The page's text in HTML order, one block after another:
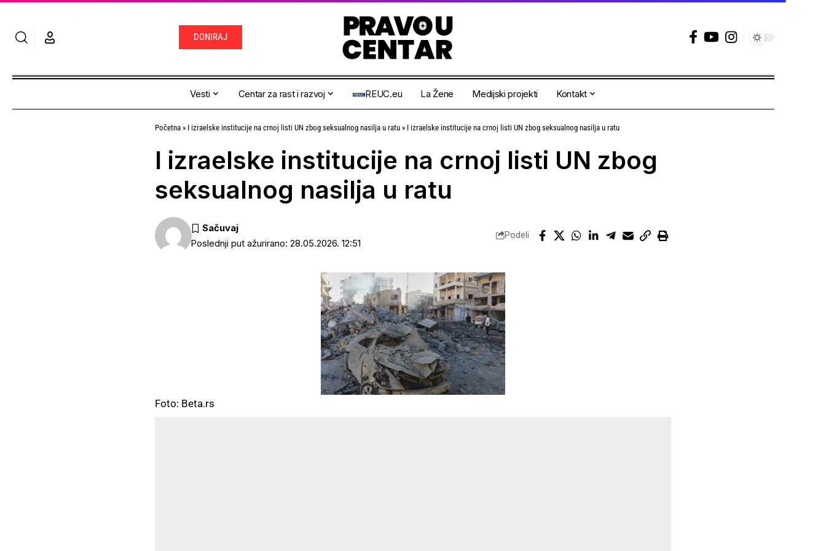
DONIRAJ
Vesti Centar za rast i razvoj REUC.eu La Žene Medijski projekti Kontakt
Početna » I izraelske institucije na crnoj listi UN zbog seksualnog nasilja u ratu » I izraelske institucije na crnoj listi UN zbog seksualnog nasilja u ratu
I izraelske institucije na crnoj listi UN zbog
seksualnog nasilja u ratu
Poslednji put ažurirano: 28.05.2026. 12:51
Podeli
Foto: Beta.rs